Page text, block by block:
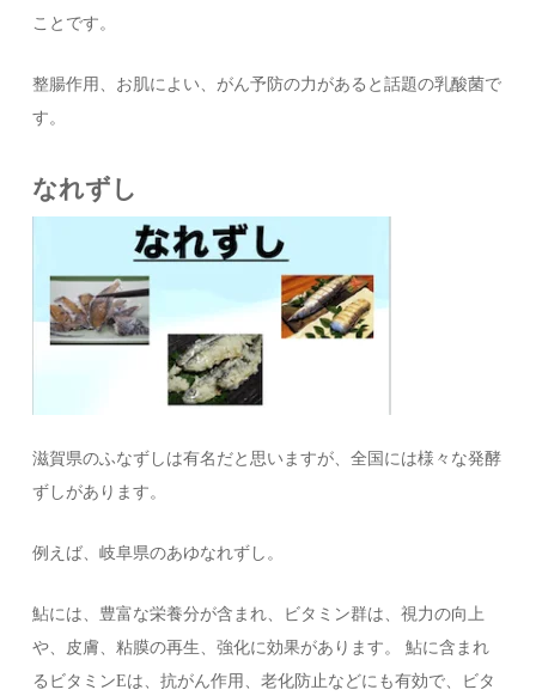
ことです。
整腸作用、お肌によい、がん予防の力があると話題の乳酸菌で
す。
なれずし
滋賀県のふなずしは有名だと思いますが、全国には様々な発酵
ずしがあります。
例えば、岐阜県のあゆなれずし。
鮎には、豊富な栄養分が含まれ、ビタミン群は、視力の向上
や、皮膚、粘膜の再生、強化に効果があります。 鮎に含まれ
るビタミンEは、抗がん作用、老化防止などにも有効で、ビタ